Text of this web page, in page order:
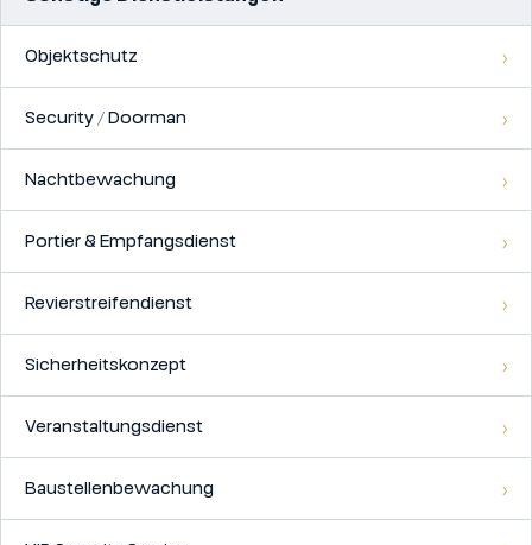
Objektschutz
Security / Doorman
Nachtbewachung
Portier & Empfangsdienst
Revierstreifendienst
Sicherheitskonzept
Veranstaltungsdienst
Baustellenbewachung